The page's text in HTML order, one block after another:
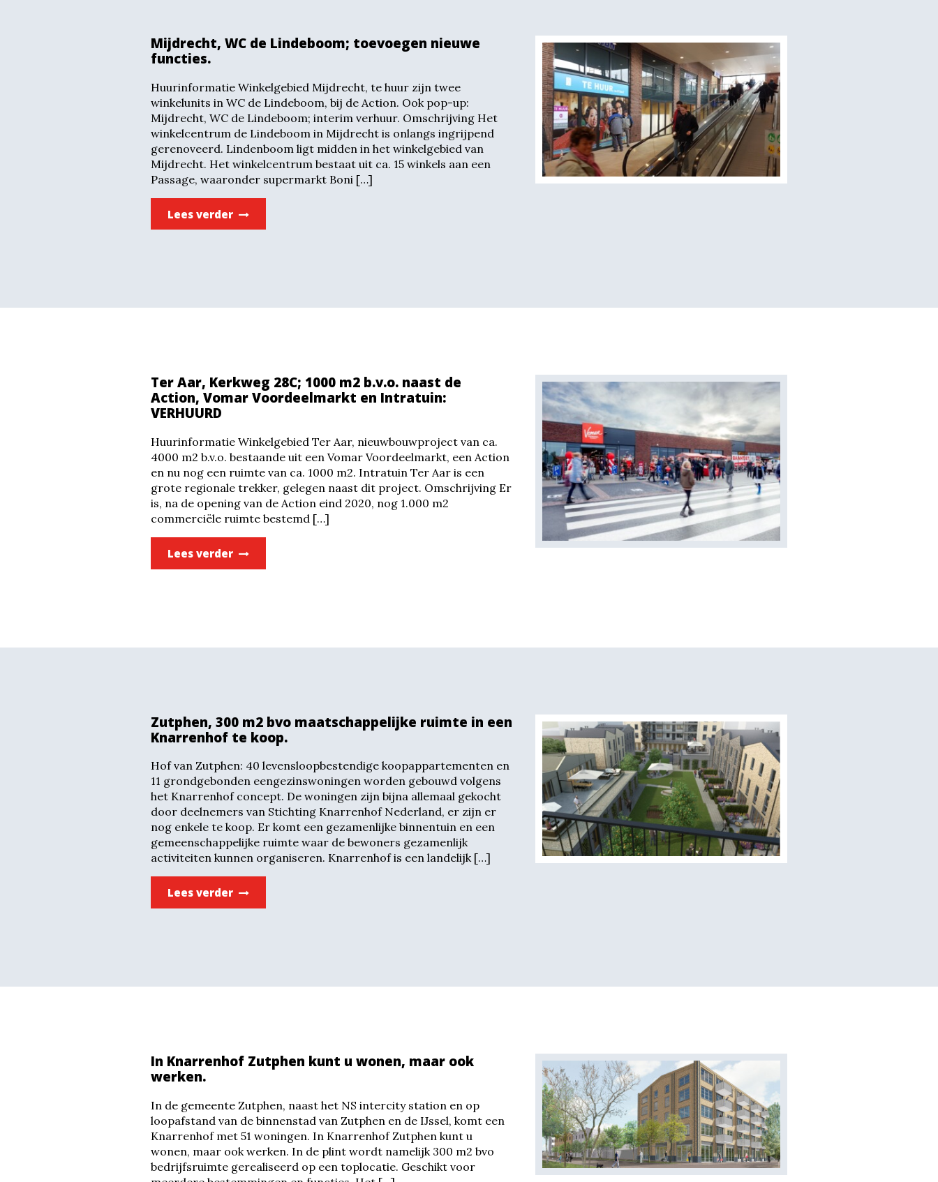
Mijdrecht, WC de Lindeboom; toevoegen nieuwe
functies.
Huurinformatie Winkelgebied Mijdrecht, te huur zijn twee
winkelunits in WC de Lindeboom, bij de Action. Ook pop-up:
Mijdrecht, WC de Lindeboom; interim verhuur. Omschrijving Het
winkelcentrum de Lindeboom in Mijdrecht is onlangs ingrijpend
gerenoveerd. Lindenboom ligt midden in het winkelgebied van
Mijdrecht. Het winkelcentrum bestaat uit ca. 15 winkels aan een
Passage, waaronder supermarkt Boni […]
Lees verder
Ter Aar, Kerkweg 28C; 1000 m2 b.v.o. naast de
Action, Vomar Voordeelmarkt en Intratuin:
VERHUURD
Huurinformatie Winkelgebied Ter Aar, nieuwbouwproject van ca.
4000 m2 b.v.o. bestaande uit een Vomar Voordeelmarkt, een Action
en nu nog een ruimte van ca. 1000 m2. Intratuin Ter Aar is een
grote regionale trekker, gelegen naast dit project. Omschrijving Er
is, na de opening van de Action eind 2020, nog 1.000 m2
commerciële ruimte bestemd […]
Lees verder
Zutphen, 300 m2 bvo maatschappelijke ruimte in een
Knarrenhof te koop.
Hof van Zutphen: 40 levensloopbestendige koopappartementen en
11 grondgebonden eengezinswoningen worden gebouwd volgens
het Knarrenhof concept. De woningen zijn bijna allemaal gekocht
door deelnemers van Stichting Knarrenhof Nederland, er zijn er
nog enkele te koop. Er komt een gezamenlijke binnentuin en een
gemeenschappelijke ruimte waar de bewoners gezamenlijk
activiteiten kunnen organiseren. Knarrenhof is een landelijk […]
Lees verder
In Knarrenhof Zutphen kunt u wonen, maar ook
werken.
In de gemeente Zutphen, naast het NS intercity station en op
loopafstand van de binnenstad van Zutphen en de IJssel, komt een
Knarrenhof met 51 woningen. In Knarrenhof Zutphen kunt u
wonen, maar ook werken. In de plint wordt namelijk 300 m2 bvo
bedrijfsruimte gerealiseerd op een toplocatie. Geschikt voor